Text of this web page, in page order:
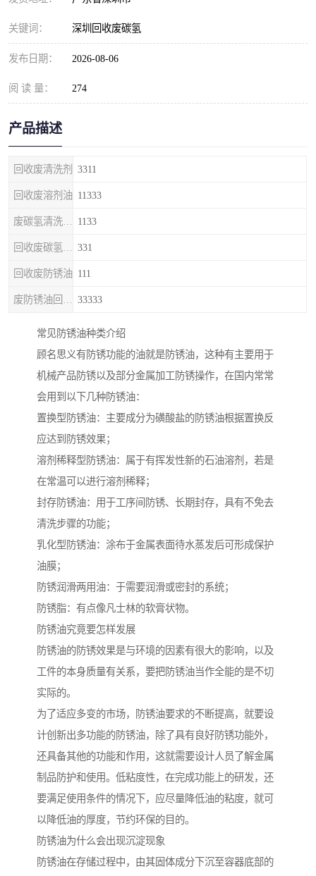
关键词： 深圳回收废碳氢
发布日期： 2026-08-06
阅 读 量： 274
产品描述
回收废清洗剂 3311
回收废溶剂油 11333
1133
331
回收废防锈油 111
33333
常见防锈油种类介绍
顾名思义有防锈功能的油就是防锈油，这种有主要用于
机械产品防锈以及部分金属加工防锈操作，在国内常常
会用到以下几种防锈油：
置换型防锈油：主要成分为磺酸盐的防锈油根据置换反
应达到防锈效果；
溶剂稀释型防锈油：属于有挥发性新的石油溶剂，若是
在常温可以进行溶剂稀释；
封存防锈油：用于工序间防锈、长期封存，具有不免去
清洗步骤的功能；
乳化型防锈油：涂布于金属表面待水蒸发后可形成保护
油膜；
防锈润滑两用油：于需要润滑或密封的系统；
防锈脂：有点像凡士林的软膏状物。
防锈油究竟要怎样发展
防锈油的防锈效果是与环境的因素有很大的影响，以及
工件的本身质量有关系，要把防锈油当作全能的是不切
实际的。
为了适应多变的市场，防锈油要求的不断提高，就要设
计创新出多功能的防锈油，除了具有良好防锈功能外，
还具备其他的功能和作用，这就需要设计人员了解金属
制品防护和使用。低粘度性，在完成功能上的研发，还
要满足使用条件的情况下，应尽量降低油的粘度，就可
以降低油的厚度，节约环保的目的。
防锈油为什么会出现沉淀现象
防锈油在存储过程中，由其固体成分下沉至容器底部的